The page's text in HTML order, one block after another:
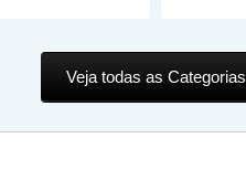
Veja todas as Categorias